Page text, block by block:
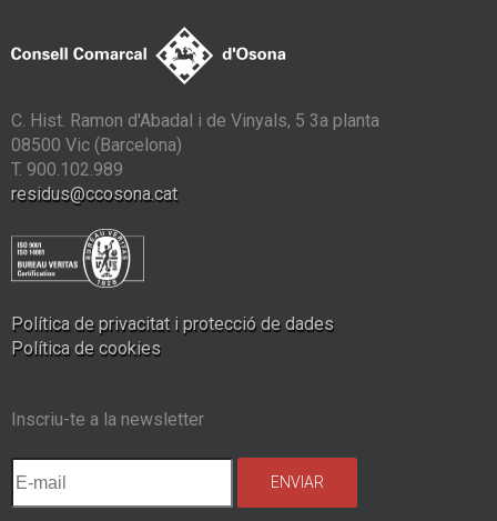
C. Hist. Ramon d'Abadal i de Vinyals, 5 3a planta
08500 Vic (Barcelona)
T. 900.102.989
residus@ccosona.cat
Política de privacitat i protecció de dades
Política de cookies
Inscriu-te a la newsletter